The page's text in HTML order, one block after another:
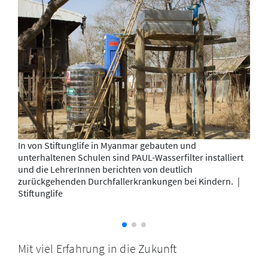
In von Stiftunglife in Myanmar gebauten und
unterhaltenen Schulen sind PAUL-Wasserfilter installiert
und die LehrerInnen berichten von deutlich
zurückgehenden Durchfallerkrankungen bei Kindern. |
Stiftunglife
Mit viel Erfahrung in die Zukunft